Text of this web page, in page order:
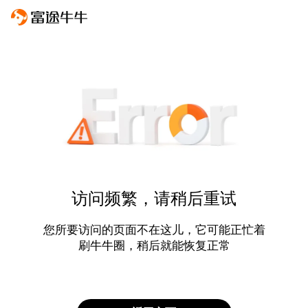
访问频繁，请稍后重试
您所要访问的页面不在这儿，它可能正忙着
刷牛牛圈，稍后就能恢复正常